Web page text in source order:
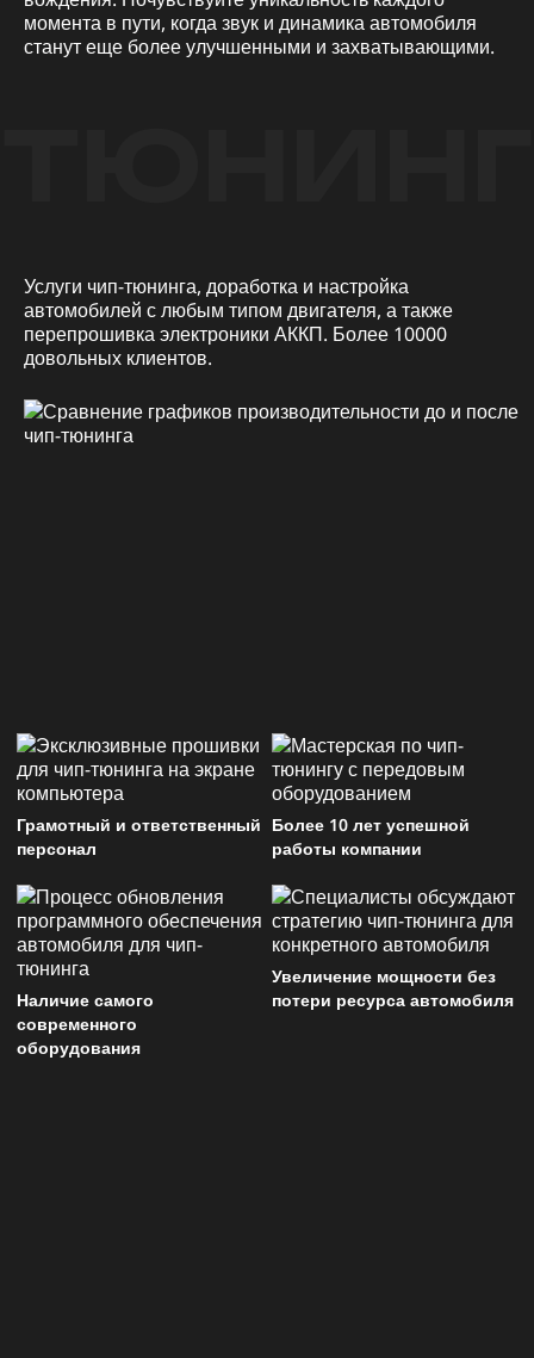
момента в пути, когда звук и динамика автомобиля
станут еще более улучшенными и захватывающими.
Услуги чип-тюнинга, доработка и настройка
автомобилей с любым типом двигателя, а также
перепрошивка электроники АККП. Более 10000
довольных клиентов.
Грамотный и ответственный
персонал
Более 10 лет успешной
работы компании
Наличие самого
современного
оборудования
Увеличение мощности без
потери ресурса автомобиля